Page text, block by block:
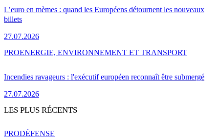
L’euro en mèmes : quand les Européens détournent les nouveaux
billets
27.07.2026
Incendies ravageurs : l'exécutif européen reconnaît être submergé
27.07.2026
PROENERGIE, ENVIRONNEMENT ET TRANSPORT
LES PLUS RÉCENTS
PRODÉFENSE